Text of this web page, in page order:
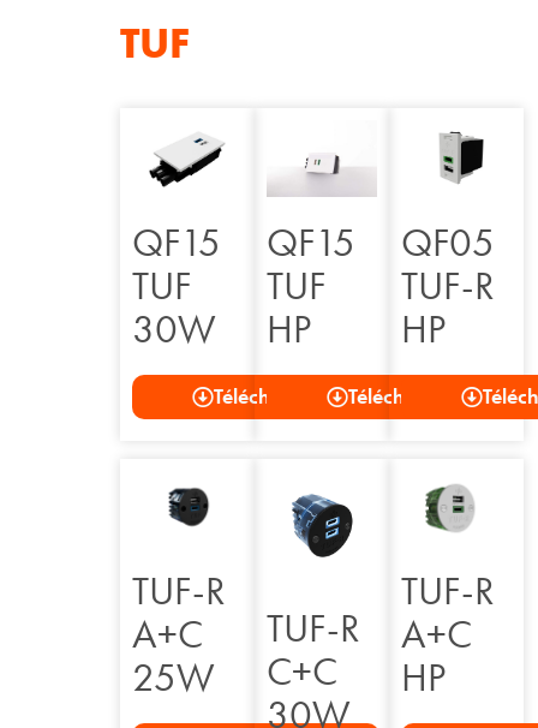
TUF
QF15
TUF
30W
Télécharger
QF15
TUF
HP
Télécharger
QF05
TUF-R
HP
TUF-R
A+C
25W
TUF-R
C+C
30W
TUF-R
A+C
HP